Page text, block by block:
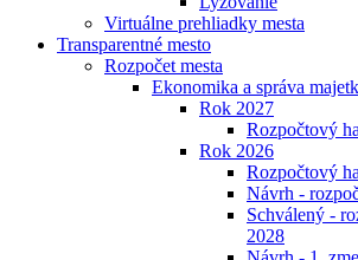
Virtuálne prehliadky mesta
Transparentné mesto
Rozpočet mesta
Ekonomika a správa
Rok 2027
Rozpočtový
Rok 2026
Rozpočtový
Návrh -
Schválený -
2028